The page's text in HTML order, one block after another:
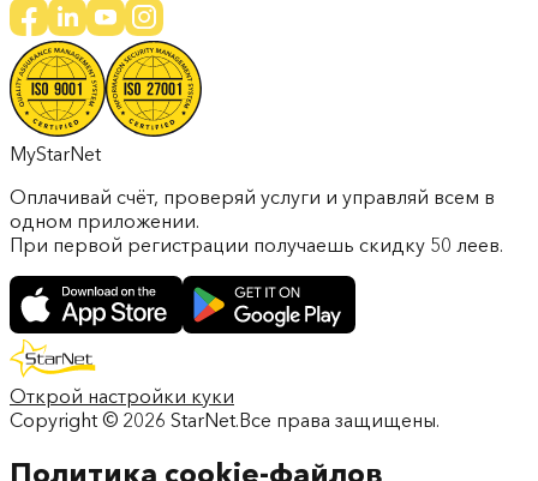
MyStarNet
Оплачивай счёт, проверяй услуги и управляй всем в
одном приложении.
При первой регистрации получаешь скидку 50 леев.
Открой настройки куки
Copyright © 2026 StarNet.Все права защищены.
Политика cookie-файлов